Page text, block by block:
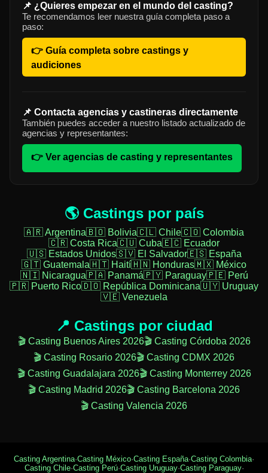
📌 ¿Quieres empezar en el mundo del casting?
Te recomendamos leer nuestra guía completa paso a
paso:
👉 Guía completa sobre castings y
audiciones
📌 Contacta agencias y castineras directamente
También puedes acceder a nuestro listado actualizado de
agencias y representantes:
👉 Ver agencias de casting y representantes
🌎 Castings por país
🇦🇷 Argentina🇧🇴 Bolivia🇨🇱 Chile🇨🇴 Colombia
🇨🇷 Costa Rica🇨🇺 Cuba🇪🇨 Ecuador
🇺🇸 Estados Unidos🇸🇻 El Salvador🇪🇸 España
🇬🇹 Guatemala🇭🇹 Haití🇭🇳 Honduras🇲🇽 México
🇳🇮 Nicaragua🇵🇦 Panamá🇵🇾 Paraguay🇵🇪 Perú
🇵🇷 Puerto Rico🇩🇴 República Dominicana🇺🇾 Uruguay
🇻🇪 Venezuela
📍 Castings por ciudad
🎬 Casting Buenos Aires 2026🎬 Casting Córdoba 2026
🎬 Casting Rosario 2026🎬 Casting CDMX 2026
🎬 Casting Guadalajara 2026🎬 Casting Monterrey 2026
🎬 Casting Madrid 2026🎬 Casting Barcelona 2026
🎬 Casting Valencia 2026
Casting Argentina·Casting México·Casting España·Casting Colombia·
Casting Chile·Casting Perú·Casting Uruguay·Casting Paraguay·